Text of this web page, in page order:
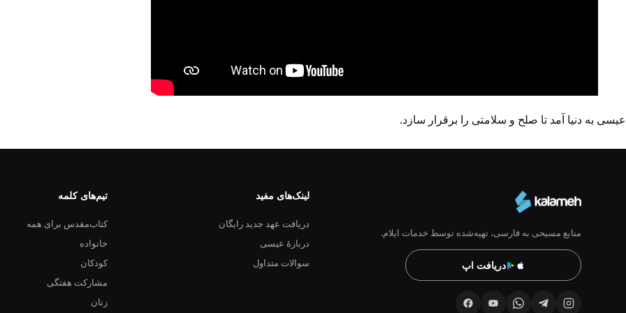
عیسی به دنیا آمد تا صلح و سلامتی را برقرار سازد.
منابع مسیحی به فارسی، تهیه‌شده توسط خدمات ایلام.
دریافت اپ
لینک‌های مفید
دریافت عهد جدید رایگان
دربارهٔ عیسی
سوالات متداول
تیم‌های کلمه
کتاب‌مقدس برای همه
خانواده
کودکان
مشارکت هفتگی
زنان